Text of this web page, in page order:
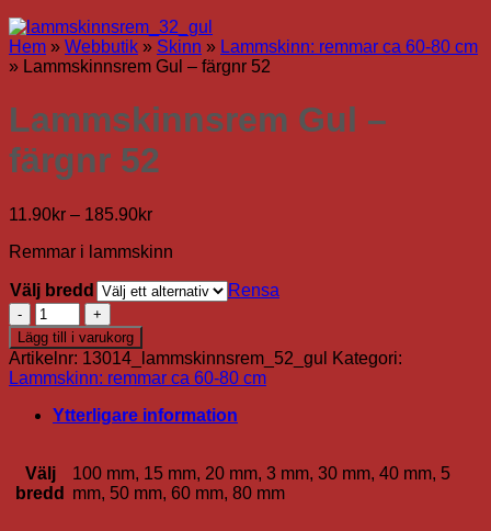
Hem » Webbutik » Skinn » Lammskinn: remmar ca 60-80 cm
» Lammskinnsrem Gul – färgnr 52
Lammskinnsrem Gul –
färgnr 52
11.90kr – 185.90krPrisintervall:
till
Remmar i lammskinn
Välj bredd
Rensa
Lammskinnsrem
Gul
-
färgnr
52
mängd
Lägg till i varukorg
Artikelnr: 13014_lammskinnsrem_52_gul
Kategori:
Lammskinn: remmar ca 60-80 cm
Ytterligare information
Välj
bredd
100 mm, 15 mm, 20 mm, 3 mm, 30 mm, 40 mm, 5
mm, 50 mm, 60 mm, 80 mm